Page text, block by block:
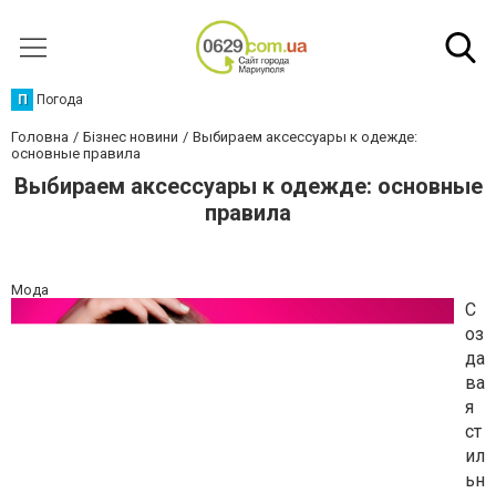
П Погода
Головна Бізнес новини
Выбираем аксессуары к одежде:
основные правила
Выбираем аксессуары к одежде: основные
правила
Мода
С
оз
да
ва
я
ст
ил
ьн